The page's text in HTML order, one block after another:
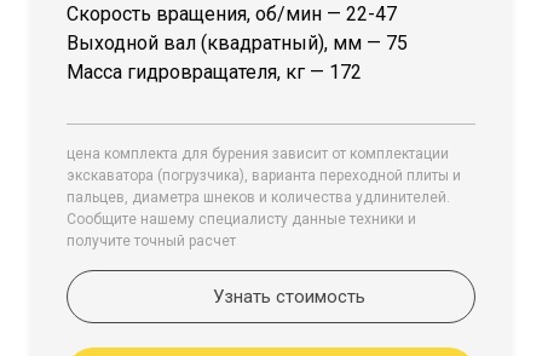
Скорость вращения, об/мин — 22-47
Выходной вал (квадратный), мм — 75
Масса гидровращателя, кг — 172
цена комплекта для бурения зависит от комплектации
экскаватора (погрузчика), варианта переходной плиты и
пальцев, диаметра шнеков и количества удлинителей.
Сообщите нашему специалисту данные техники и
получите точный расчет
Узнать стоимость